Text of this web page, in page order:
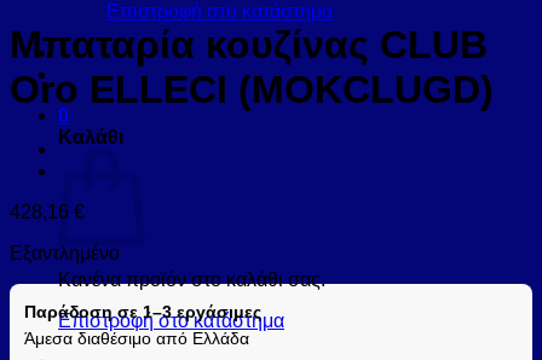
Επιστροφή στο κατάστημα
0
Καλάθι
Κανένα προϊόν στο καλάθι σας.
Επιστροφή στο κατάστημα
Μπαταρία κουζίνας CLUB
Oro ELLECI (MOKCLUGD)
428,16 €
Εξαντλημένο
Παράδοση σε 1–3 εργάσιμες
Άμεσα διαθέσιμο από Ελλάδα